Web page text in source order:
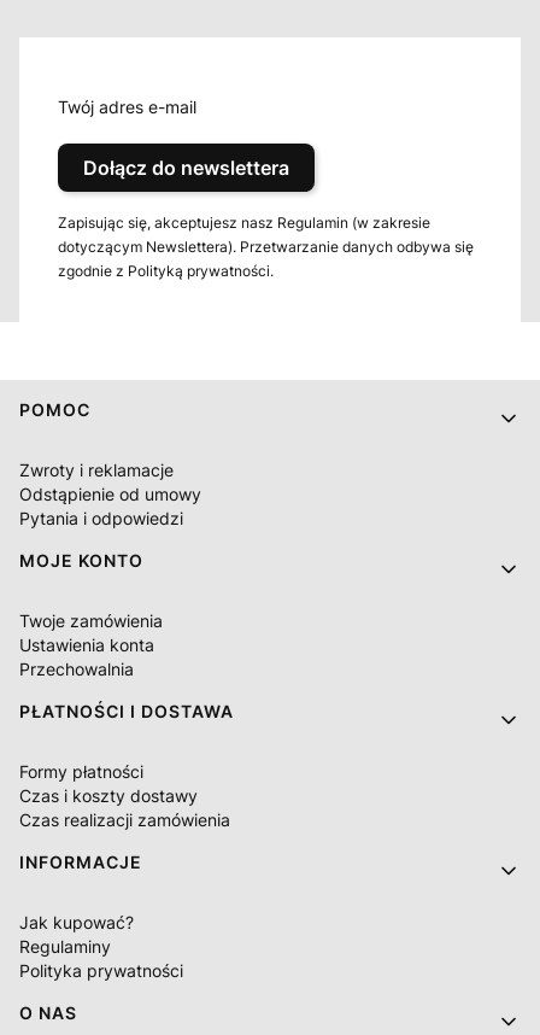
Twój adres e-mail
Dołącz do newslettera
Zapisując się, akceptujesz nasz Regulamin (w zakresie
dotyczącym Newslettera). Przetwarzanie danych odbywa się
zgodnie z Polityką prywatności.
Linki w stopce
POMOC
Zwroty i reklamacje
Odstąpienie od umowy
Pytania i odpowiedzi
MOJE KONTO
Twoje zamówienia
Ustawienia konta
Przechowalnia
PŁATNOŚCI I DOSTAWA
Formy płatności
Czas i koszty dostawy
Czas realizacji zamówienia
INFORMACJE
Jak kupować?
Regulaminy
Polityka prywatności
O NAS